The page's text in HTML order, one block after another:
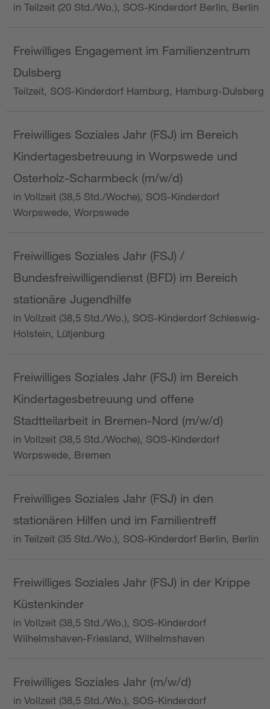
in Teilzeit (20 Std./Wo.), SOS-Kinderdorf Berlin, Berlin
Freiwilliges Engagement im Familienzentrum
Dulsberg
Teilzeit, SOS-Kinderdorf Hamburg, Hamburg-Dulsberg
Freiwilliges Soziales Jahr (FSJ) im Bereich
Kindertagesbetreuung in Worpswede und
Osterholz-Scharmbeck (m/w/d)
in Vollzeit (38,5 Std./Woche), SOS-Kinderdorf
Worpswede, Worpswede
Freiwilliges Soziales Jahr (FSJ) /
Bundesfreiwilligendienst (BFD) im Bereich
stationäre Jugendhilfe
in Vollzeit (38,5 Std./Wo.), SOS-Kinderdorf Schleswig-
Holstein, Lütjenburg
Freiwilliges Soziales Jahr (FSJ) im Bereich
Kindertagesbetreuung und offene
Stadtteilarbeit in Bremen-Nord (m/w/d)
in Vollzeit (38,5 Std./Woche), SOS-Kinderdorf
Worpswede, Bremen
Freiwilliges Soziales Jahr (FSJ) in den
stationären Hilfen und im Familientreff
in Teilzeit (35 Std./Wo.), SOS-Kinderdorf Berlin, Berlin
Freiwilliges Soziales Jahr (FSJ) in der Krippe
Küstenkinder
in Vollzeit (38,5 Std./Wo.), SOS-Kinderdorf
Wilhelmshaven-Friesland, Wilhelmshaven
Freiwilliges Soziales Jahr (m/w/d)
in Vollzeit (38,5 Std./Wo.), SOS-Kinderdorf